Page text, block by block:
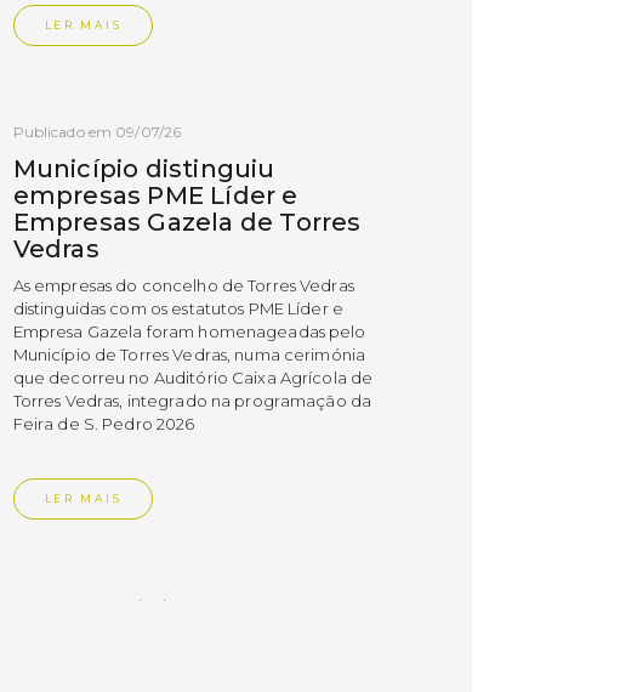
LER MAIS
Publicado em 09/07/26
Município distinguiu
empresas PME Líder e
Empresas Gazela de Torres
Vedras
As empresas do concelho de Torres Vedras
distinguidas com os estatutos PME Líder e
Empresa Gazela foram homenageadas pelo
Município de Torres Vedras, numa cerimónia
que decorreu no Auditório Caixa Agrícola de
Torres Vedras, integrado na programação da
Feira de S. Pedro 2026
LER MAIS
Publicado em 08/07/26